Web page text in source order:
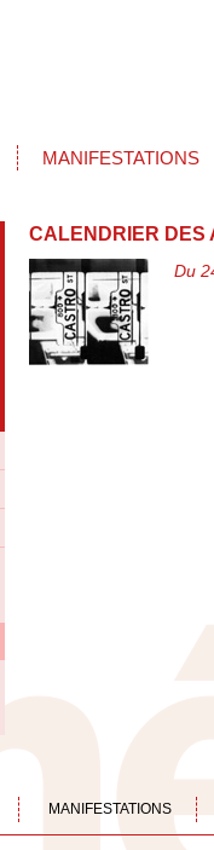
MANIFESTATIONS
CALENDRIER DES
Du
MANIFESTATIONS